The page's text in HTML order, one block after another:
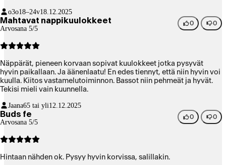
o3o18–24v18.12.2025
Mahtavat nappikuulokkeet
Arvosana 5/5
0 0
Näppärät, pieneen korvaan sopivat kuulokkeet jotka pysyvät
hyvin paikallaan. Ja äänenlaatu! En edes tiennyt, että niin hyvin voi
kuulla. Kiitos vastamelutoiminnon. Bassot niin pehmeät ja hyvät.
Tekisi mieli vain kuunnella.
Jaana65 tai yli12.12.2025
Buds fe
Arvosana 5/5
0 0
Hintaan nähden ok. Pysyy hyvin korvissa, salillakin.